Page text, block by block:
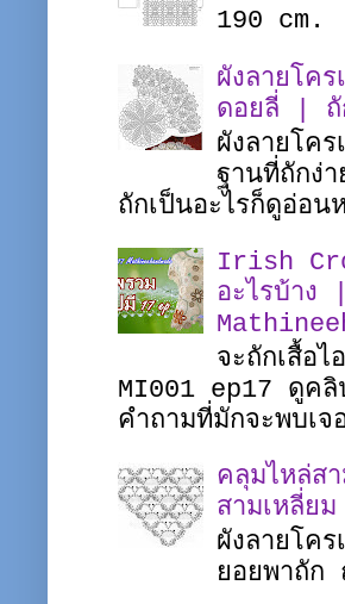
190
ผังลายโค
ดอยลี่ | ถั
ผังลายโค
ฐานที่ถักง่
ถักเป็นอะไรก็ดูอ่อ
Irish
อะไรบ้าง
จะถักเสื้อ
MI001 ep17 ดูคลิ
คำถามที่มักจะพบเ
คลุมไหล่ส
สามเหลี่ย
ผังลายโค
ยอยพาถั